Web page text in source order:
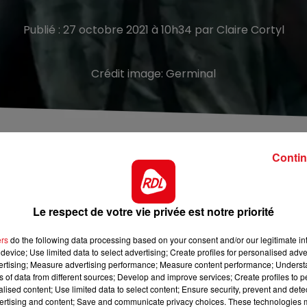
Publié : 27 octobre 2021 à 10h34 par Claire Cortyl
Crédit image: Germinal
en grande partie dans notre région vont être
à la fosse du 9/9 bis de Oignies, mais aussi au Centre
tournage rendu possible grâce au confinement, qui a
des lieux par l’équipe de tournage.
2 !
Le respect de votre vie privée est notre priorité
do the following data processing based on your consent and/or our legitimate
Use limited data to select advertising; Create profiles for personalised
Measure advertising performance; Measure content performance;
of data from different sources; Develop and improve services; Create profiles to
content; Use limited data to select content; Ensure security, prevent and
and content; Save and communicate privacy choices. These technologies